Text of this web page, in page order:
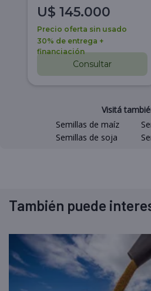
U$ 145.000
Precio oferta sin usado
30% de entrega +
financiación
Consultar
Visitá
Semillas de maíz
Semillas de soja
También puede